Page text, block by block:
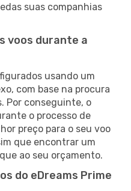
suas companhias
voos durante a
usando um
com base na procura
Por conseguinte, o
o processo de
preço para o seu voo
que encontrar um
ao seu orçamento.
do eDreams Prime